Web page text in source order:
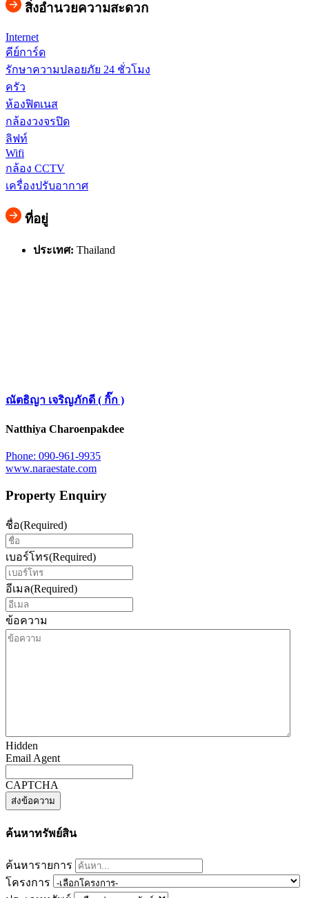
สิ่งอำนวยความสะดวก
Internet
คีย์การ์ด
รักษาความปลอยภัย 24 ชั่วโมง
ครัว
ห้องฟิตเนส
กล้องวงจรปิด
ลิฟท์
Wifi
กล้อง CCTV
เครื่องปรับอากาศ
ที่อยู่
ประเทศ: Thailand
ณัตธิญา เจริญภักดี ( กิ๊ก )
Natthiya Charoenpakdee
Phone: 090-961-9935
www.naraestate.com
Property Enquiry
ชื่อ(Required)
เบอร์โทร(Required)
อีเมล(Required)
ข้อความ
Hidden
Email Agent
CAPTCHA
ค้นหาทรัพย์สิน
ค้นหารายการ
โครงการ